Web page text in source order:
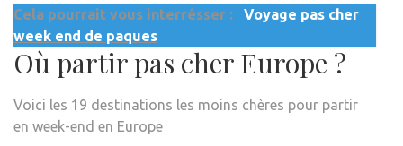
Cela pourrait vous interrésser :
Voyage pas cher
week end de paques
Où partir pas cher Europe ?
Voici les 19 destinations les moins chères pour partir
en week-end en Europe